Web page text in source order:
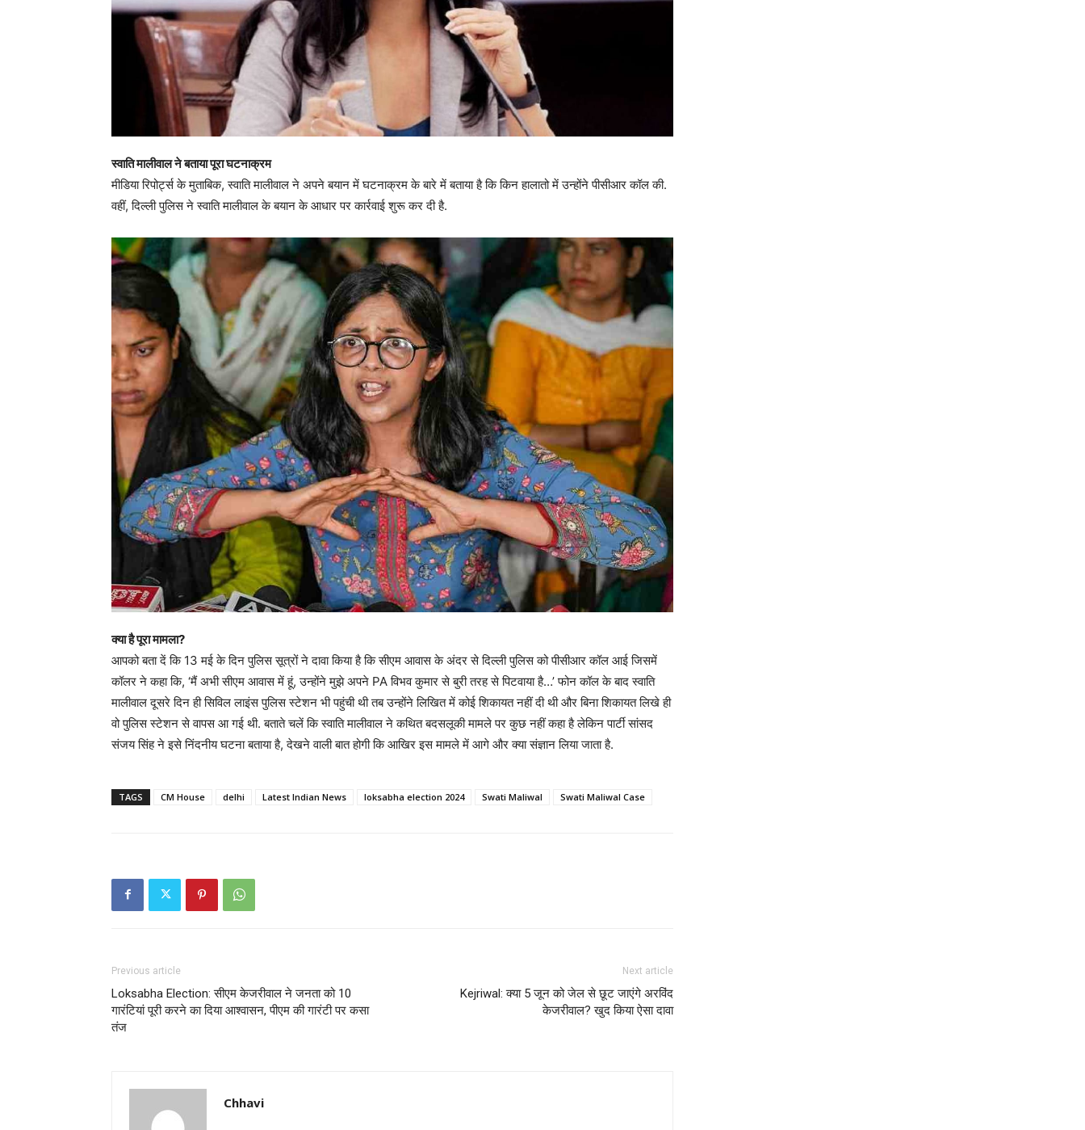
स्वाति मालीवाल ने बताया पूरा घटनाक्रम
मीडिया रिपोर्ट्स के मुताबिक, स्वाति मालीवाल ने अपने बयान में घटनाक्रम के बारे में बताया है कि किन हालातो में उन्होंने पीसीआर कॉल की.
वहीं, दिल्ली पुलिस ने स्वाति मालीवाल के बयान के आधार पर कार्रवाई शुरू कर दी है.
क्या है पूरा मामला?
आपको बता दें कि 13 मई के दिन पुलिस सूत्रों ने दावा किया है कि सीएम आवास के अंदर से दिल्ली पुलिस को पीसीआर कॉल आई जिसमें
कॉलर ने कहा कि, ‘मैं अभी सीएम आवास में हूं, उन्होंने मुझे अपने PA विभव कुमार से बुरी तरह से पिटवाया है…’ फोन कॉल के बाद स्वाति
मालीवाल दूसरे दिन ही सिविल लाइंस पुलिस स्टेशन भी पहुंची थी तब उन्होंने लिखित में कोई शिकायत नहीं दी थी और बिना शिकायत लिखे ही
वो पुलिस स्टेशन से वापस आ गई थी. बताते चलें कि स्वाति मालीवाल ने कथित बदसलूकी मामले पर कुछ नहीं कहा है लेकिन पार्टी सांसद
संजय सिंह ने इसे निंदनीय घटना बताया है, देखने वाली बात होगी कि आखिर इस मामले में आगे और क्या संज्ञान लिया जाता है.
TAGS CM House delhi Latest Indian News loksabha election 2024 Swati Maliwal Swati Maliwal Case
Previous article
Loksabha Election: सीएम केजरीवाल ने जनता को 10
गारंटियां पूरी करने का दिया आश्वासन, पीएम की गारंटी पर कसा
तंज
Next article
Kejriwal: क्या 5 जून को जेल से छूट जाएंगे अरविंद
केजरीवाल? खुद किया ऐसा दावा
Chhavi